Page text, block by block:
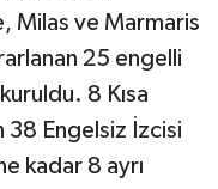
Milas ve Marmaris
25 engelli
8 Kısa
Engelsiz İzcisi
kadar 8 ayrı